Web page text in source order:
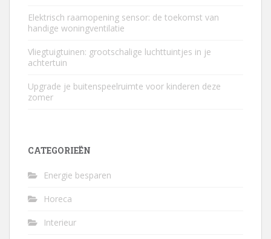
Elektrisch raamopening sensor: de toekomst van
handige woningventilatie
Vliegtuigtuinen: grootschalige luchttuintjes in je
achtertuin
Upgrade je buitenspeelruimte voor kinderen deze
zomer
CATEGORIEËN
Energie besparen
Horeca
Interieur